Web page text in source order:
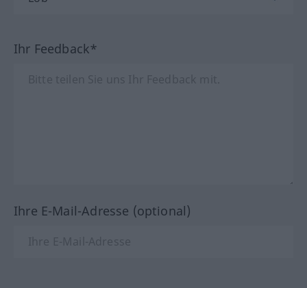
Ihr Feedback*
Ihre E-Mail-Adresse (optional)